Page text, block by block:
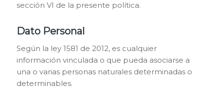
sección VI de la presente política.
Dato Personal
Según la ley 1581 de 2012, es cualquier
información vinculada o que pueda asociarse a
una o varias personas naturales determinadas o
determinables.